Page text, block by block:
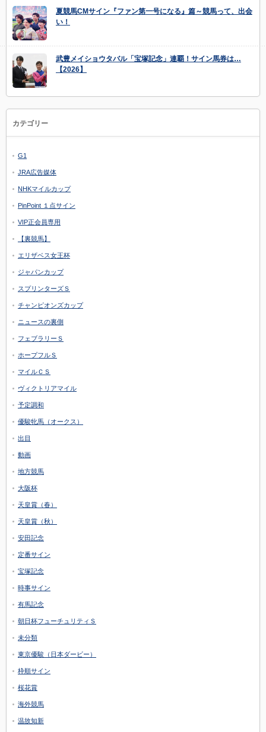
夏競馬CMサイン『ファン第一号になる』篇～競馬って、出会
い！
武豊メイショウタバル「宝塚記念」連覇！サイン馬券は…
【2026】
カテゴリー
G1
JRA広告媒体
NHKマイルカップ
PinPoint １点サイン
VIP正会員専用
【裏競馬】
エリザベス女王杯
ジャパンカップ
スプリンターズＳ
チャンピオンズカップ
ニュースの裏側
フェブラリーＳ
ホープフルＳ
マイルＣＳ
ヴィクトリアマイル
予定調和
優駿牝馬（オークス）
出目
動画
地方競馬
大阪杯
天皇賞（春）
天皇賞（秋）
安田記念
定番サイン
宝塚記念
時事サイン
有馬記念
朝日杯フューチュリティＳ
未分類
東京優駿（日本ダービー）
枠順サイン
桜花賞
海外競馬
温故知新